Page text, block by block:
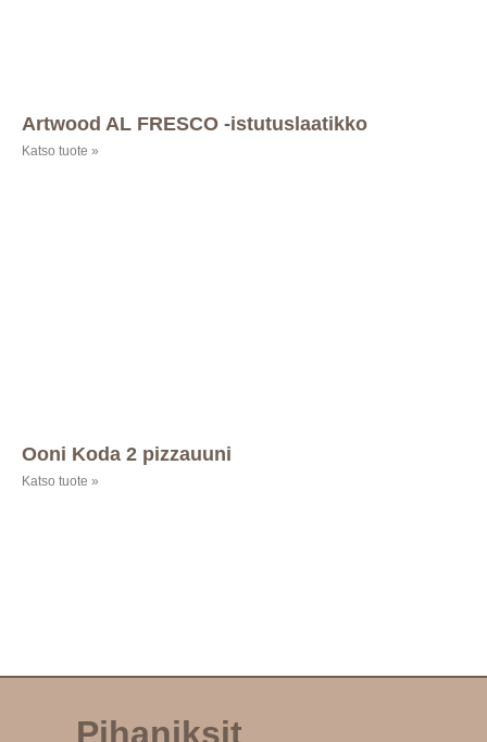
Artwood AL FRESCO -istutuslaatikko
Katso tuote »
Ooni Koda 2 pizzauuni
Katso tuote »
Pihaniksit